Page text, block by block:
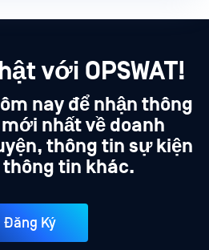
với OPSWAT!
nay để nhận thông
nhất về doanh
thông tin sự kiện
tin khác.
Đăng Ký